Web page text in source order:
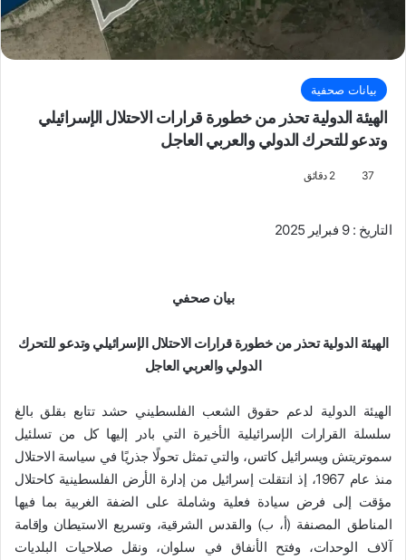
بيانات صحفية
الهيئة الدولية تحذر من خطورة قرارات الاحتلال الإسرائيلي
وتدعو للتحرك الدولي والعربي العاجل
37 2 دقائق
التاريخ : 9 فبراير 2025
بيان صحفي
الهيئة الدولية تحذر من خطورة قرارات الاحتلال الإسرائيلي وتدعو للتحرك
الدولي والعربي العاجل
الهيئة الدولية لدعم حقوق الشعب الفلسطيني حشد تتابع بقلق بالغ
سلسلة القرارات الإسرائيلية الأخيرة التي بادر إليها كل من تسلئيل
سموتريتش ويسرائيل كاتس، والتي تمثل تحولًا جذريًا في سياسة الاحتلال
منذ عام 1967، إذ انتقلت إسرائيل من إدارة الأرض الفلسطينية كاحتلال
مؤقت إلى فرض سيادة فعلية وشاملة على الضفة الغربية بما فيها
المناطق المصنفة (أ، ب) والقدس الشرقية، وتسريع الاستيطان وإقامة
آلاف الوحدات، وفتح الأنفاق في سلوان، ونقل صلاحيات البلديات